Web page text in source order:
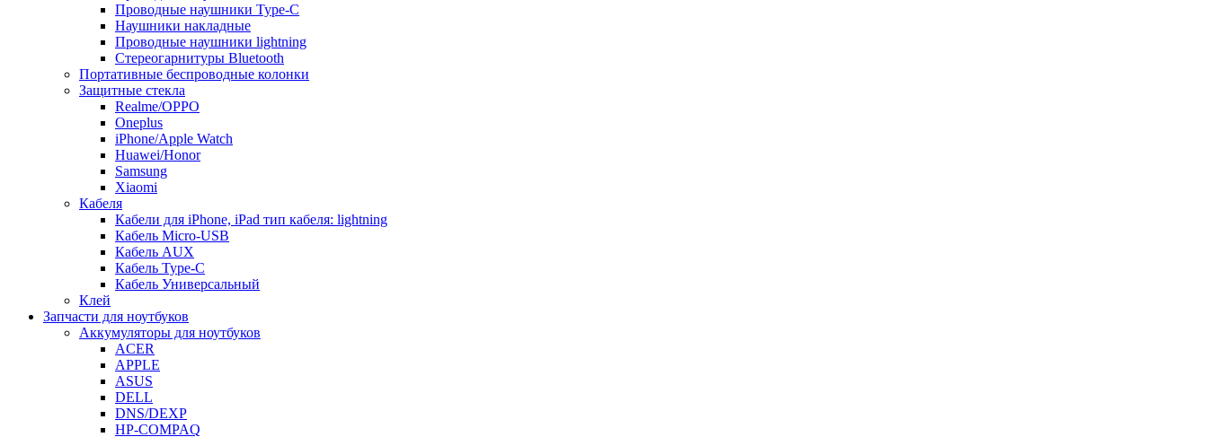
Проводные наушники Type-C
Наушники накладные
Проводные наушники lightning
Стереогарнитуры Bluetooth
Портативные беспроводные колонки
Защитные стекла
Realme/OPPO
Oneplus
iPhone/Apple Watch
Huawei/Honor
Samsung
Xiaomi
Кабеля
Кабели для iPhone, iPad тип кабеля: lightning
Кабель Micro-USB
Кабель AUX
Кабель Type-C
Кабель Универсальный
Клей
Запчасти для ноутбуков
Аккумуляторы для ноутбуков
ACER
APPLE
ASUS
DELL
DNS/DEXP
HP-COMPAQ